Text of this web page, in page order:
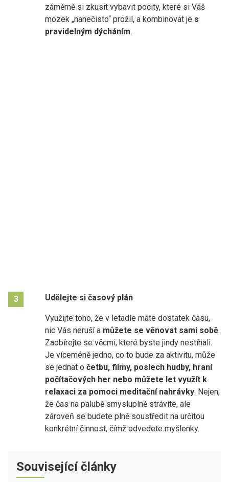
záměrně si zkusit vybavit pocity, které si Váš
mozek „nanečisto“ prožil, a kombinovat je s
pravidelným dýcháním.
3 Udělejte si časový plán
Využijte toho, že v letadle máte dostatek času,
nic Vás neruší a můžete se věnovat sami sobě.
Zaobírejte se věcmi, které byste jindy nestíhali.
Je víceméně jedno, co to bude za aktivitu, může
se jednat o četbu, filmy, poslech hudby, hraní
počítačových her nebo můžete let využít k
relaxaci za pomoci meditační nahrávky. Nejen,
že čas na palubě smysluplně strávíte, ale
zároveň se budete plně soustředit na určitou
konkrétní činnost, čímž odvedete myšlenky.
Související články